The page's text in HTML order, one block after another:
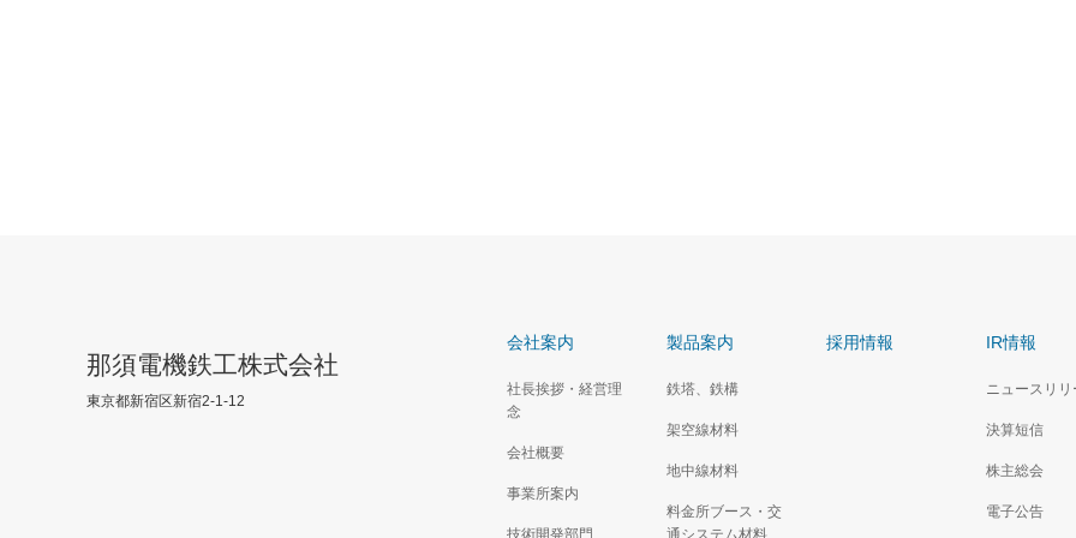
会社案内
社長挨拶・経営理
念
会社概要
事業所案内
技術開発部門
製品案内
鉄塔、鉄構
架空線材料
地中線材料
料金所ブース・交
通システム材料
採用情報 IR情報
ニュースリリ
決算短信
株主総会
電子公告
那須電機鉄工株式会社
東京都新宿区新宿2-1-12